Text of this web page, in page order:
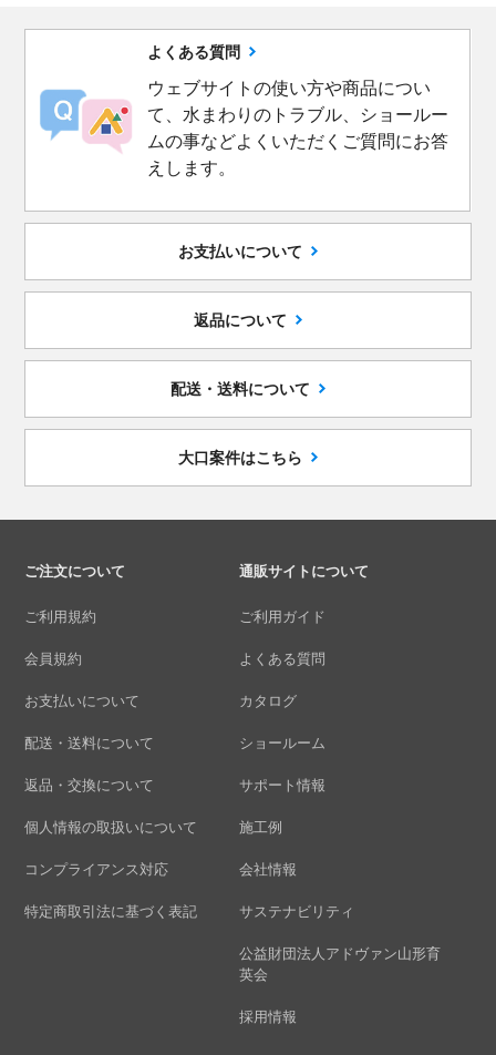
よくある質問
ウェブサイトの使い方や商品につい
て、水まわりのトラブル、ショールー
ムの事などよくいただくご質問にお答
えします。
お支払いについて
返品について
配送・送料について
大口案件はこちら
ご注文について
ご利用規約
会員規約
お支払いについて
配送・送料について
返品・交換について
個人情報の取扱いについて
コンプライアンス対応
特定商取引法に基づく表記
通販サイトについて
ご利用ガイド
よくある質問
カタログ
ショールーム
サポート情報
施工例
会社情報
サステナビリティ
公益財団法人アドヴァン山形育
英会
採用情報